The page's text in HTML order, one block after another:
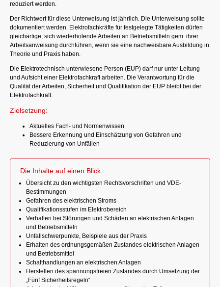
reduziert werden.
Der Richtwert für diese Unterweisung ist jährlich. Die Unterweisung sollte
dokumentiert werden. Elektrofachkräfte für festgelegte Tätigkeiten dürfen
gleichartige, sich wiederholende Arbeiten an Betriebsmitteln gem. ihrer
Arbeitsanweisung durchführen, wenn sie eine nachweisbare Ausbildung in
Theorie und Praxis haben.
Die Elektrotechnisch unterwiesene Person (EUP) darf nur unter Leitung
und Aufsicht einer Elektrofachkraft arbeiten. Die Verantwortung für die
Qualität der Arbeiten, Sicherheit und Qualifikation der EUP bleibt bei der
Elektrofachkraft.
Zielsetzung:
Aktuelles Fach- und Normenwissen
Bessere Erkennung und Einschätzung von Gefahren und
Reduzierung von Unfällen
Die Inhalte auf einen Blick:
Übersicht zu den wichtigsten Rechtsvorschriften und VDE-
Bestimmungen
Gefahren des elektrischen Stroms
Qualifikationsstufen im Elektrobereich
Verhalten bei Störungen und Schäden an elektrischen Anlagen
und Betriebsmitteln
Unfallschwerpunkte, Beispiele aus der Praxis
Erhalten des ordnungsgemäßen Zustandes elektrischen Anlagen
und Betriebsmittel
Schalthandlungen an elektrischen Anlagen
Herstellen des spannungsfreien Zustandes durch Umsetzung der
„Fünf Sicherheitsregeln“